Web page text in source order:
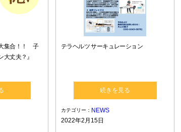
集合！！ 子
丈夫？』
テラヘルツ サーキュレーション
続きを見る
カテゴリー： NEWS
2022年2月15日